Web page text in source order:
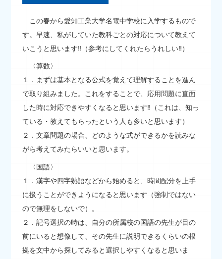
この春から愛知工業大学名電中学校に入学するもので
す。早速、私がしていた教科ごとの対応について教えて
いこうと思います‼（参考にしてくれたらうれしい‼）
〈算数〉
１．まずは基本となる公式を覚えて理解することを進ん
で取り組みました。これをすることで、応用問題に直面
した時に対応できやすくなると思います‼（これは、知っ
ている・教えてもらったという人も多いと思います）
２．文章問題の場合、どのような式ができるかを読みな
がら考えてみたらいいと思います。
〈国語〉
１．漢字や四字熟語などから始めると、時間配分を上手
に扱うことができようになると思います（強制ではない
ので無理をしないで）。
２．記号選択の時は、自分の所属校の国語の先生が目の
前にいると想像して、その先生に説明できるくらいの根
拠を文中から探してみると選択しやすくなると思いま